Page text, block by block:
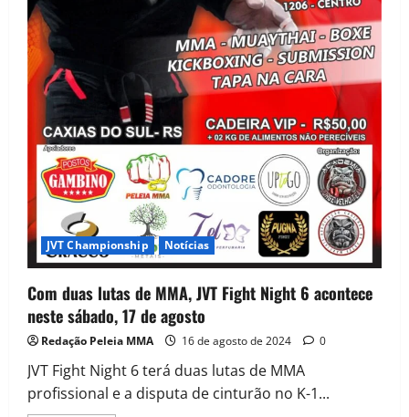
JVT Championship Notícias
Com duas lutas de MMA, JVT Fight Night 6 acontece
neste sábado, 17 de agosto
Redação Peleia MMA 16 de agosto de 2024 0
JVT Fight Night 6 terá duas lutas de MMA
profissional e a disputa de cinturão no K-1...